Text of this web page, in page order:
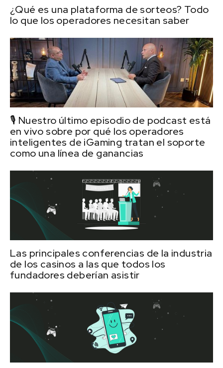
¿Qué es una plataforma de sorteos? Todo
lo que los operadores necesitan saber
🎙️ Nuestro último episodio de podcast está
en vivo sobre por qué los operadores
inteligentes de iGaming tratan el soporte
como una línea de ganancias
Las principales conferencias de la industria
de los casinos a las que todos los
fundadores deberían asistir